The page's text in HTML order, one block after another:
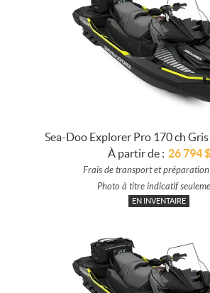
Sea-Doo Explorer Pro 170 ch
À partir de : 26 794$
Frais de transport et préparation
Photo à titre indicatif
EN INVENTAIRE